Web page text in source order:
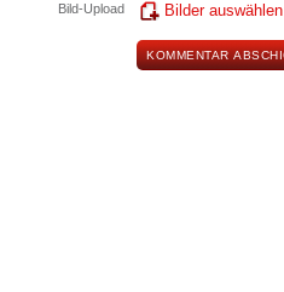
Bild-Upload Bilder auswählen